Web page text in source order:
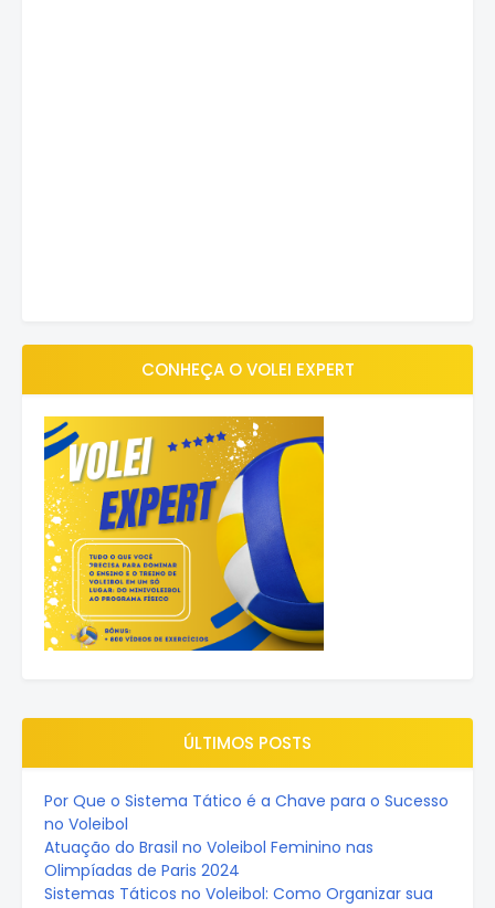
CONHEÇA O VOLEI EXPERT
ÚLTIMOS POSTS
Por Que o Sistema Tático é a Chave para o Sucesso
no Voleibol
Atuação do Brasil no Voleibol Feminino nas
Olimpíadas de Paris 2024
Sistemas Táticos no Voleibol: Como Organizar sua